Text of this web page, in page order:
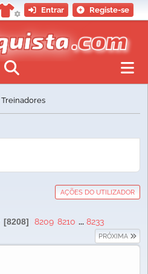
Entrar Registe-se
Treinadores
AÇÕES DO UTILIZADOR
8208 8209 8210 ... 8233
PRÓXIMA